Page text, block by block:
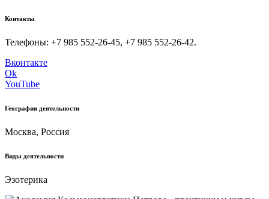
Контакты
Телефоны: +7 985 552-26-45, +7 985 552-26-42.
Вконтакте
Ok
YouTube
География деятельности
Москва, Россия
Виды деятельности
Эзотерика